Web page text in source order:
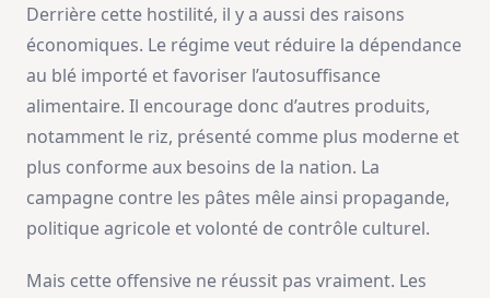
Derrière cette hostilité, il y a aussi des raisons
économiques. Le régime veut réduire la dépendance
au blé importé et favoriser l’autosuffisance
alimentaire. Il encourage donc d’autres produits,
notamment le riz, présenté comme plus moderne et
plus conforme aux besoins de la nation. La
campagne contre les pâtes mêle ainsi propagande,
politique agricole et volonté de contrôle culturel.
Mais cette offensive ne réussit pas vraiment. Les